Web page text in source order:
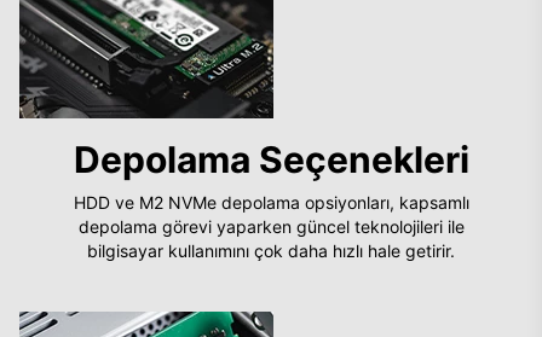
Depolama Seçenekleri
HDD ve M2 NVMe depolama opsiyonları, kapsamlı
depolama görevi yaparken güncel teknolojileri ile
bilgisayar kullanımını çok daha hızlı hale getirir.